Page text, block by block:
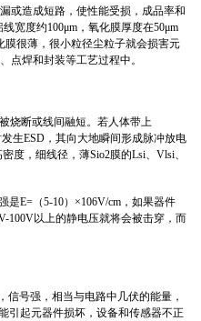
造成短路，使性能受损，成品率和
宽度约100μm，氧化膜厚度在50μm
很薄，很小粒径尘粒子就会损害元
点焊和封装等工艺过程中。
断或线间融短。若人体带上
生ESD，其向大地瞬间形成脉冲放电
度，细线径，薄Sio2膜的Lsi、Vlsi、
E=（5-10）×106V/cm，如果器件
100V以上的静电压就将会被击穿，而
号强，相当与电路中几伏的能量，
引起元器件损坏，设备和传感器不正